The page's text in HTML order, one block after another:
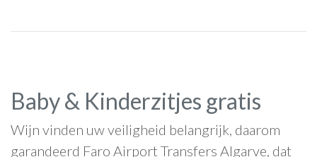
Baby & Kinderzitjes gratis
Wijn vinden uw veiligheid belangrijk, daarom
garandeerd Faro Airport Transfers Algarve, dat